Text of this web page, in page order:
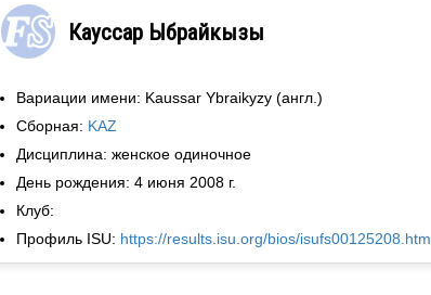
Кауссар Ыбрайкызы
Вариации имени: Kaussar Ybraikyzy (англ.)
Сборная: KAZ
Дисциплина: женское одиночное
День рождения: 4 июня 2008 г.
Клуб:
Профиль ISU: https://results.isu.org/bios/isufs00125208.htm